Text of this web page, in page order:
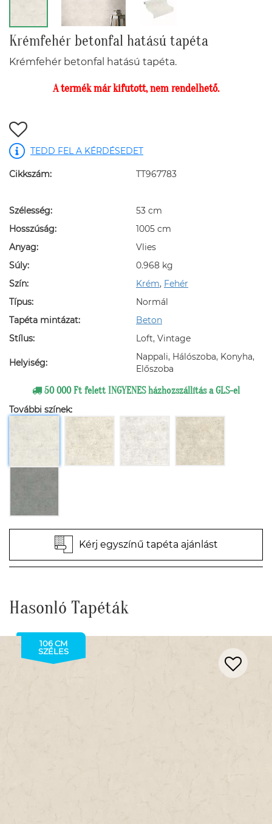
Krémfehér betonfal hatású tapéta
Krémfehér betonfal hatású tapéta.
A termék már kifutott, nem rendelhető.
TEDD FEL A KÉRDÉSEDET
Cikkszám: TT967783
Szélesség:
53 cm
Hosszúság:
1005 cm
Anyag:
Vlies
Súly:
0.968 kg
Szín:
Krém, Fehér
Típus:
Normál
Tapéta mintázat:
Beton
Stílus:
Loft, Vintage
Helyiség:
Nappali, Hálószoba, Konyha,
Előszoba
50 000 Ft felett INGYENES házhozszállítás a GLS-el
További színek:
Kérj egyszínű tapéta ajánlást
Hasonló Tapéták
106 CM
SZÉLES